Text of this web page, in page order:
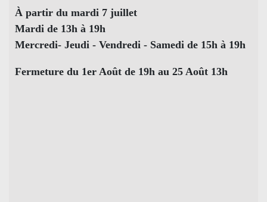
À partir du mardi 7 juillet
Mardi de 13h à 19h
Mercredi- Jeudi - Vendredi - Samedi de 15h à 19h
Fermeture du 1er Août de 19h au 25 Août 13h